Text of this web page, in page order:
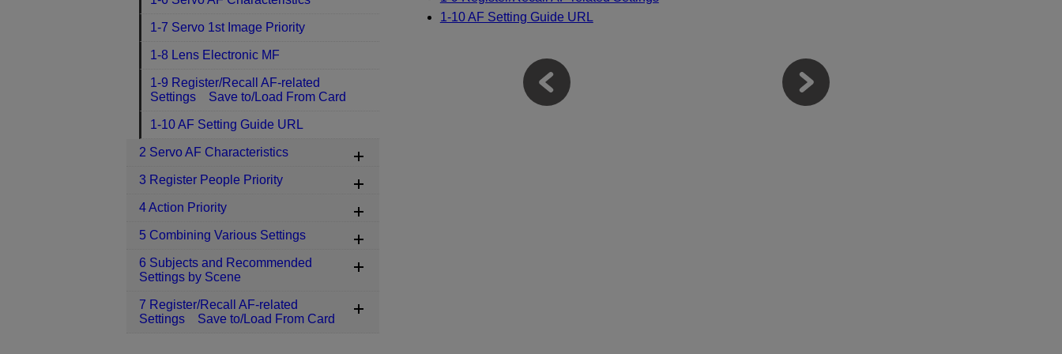
1-10 AF Setting Guide URL
1-7 Servo 1st Image Priority
1-8 Lens Electronic MF
1-9 Register/Recall AF-related
Settings Save to/Load From Card
1-10 AF Setting Guide URL
2 Servo AF Characteristics
3 Register People Priority
4 Action Priority
5 Combining Various Settings
6 Subjects and Recommended
Settings by Scene
7 Register/Recall AF-related
Settings Save to/Load From Card